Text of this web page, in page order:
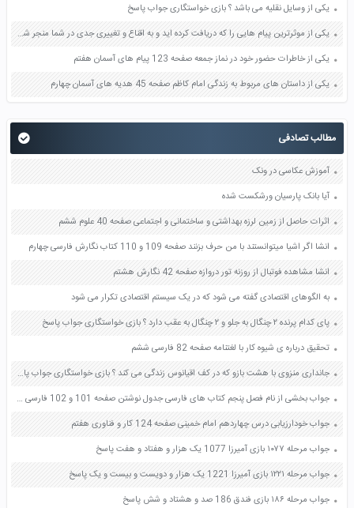
یکی از وسایل نقلیه می باشد ؟ بازی خواستگاری جواب پاسخ
یکی از موثرترین پیام هایی را که دریافت کرده اید و به اقناع و تغییری جدی در شما منجر شده است برسی کنید و علت این تاثیر گذاری قابل توجه را بنویسید صفحه 52 تفکر و سواد رسانه ای دهم
یکی از خاطرات حضور خود در نماز جمعه صفحه 123 پیام های آسمان هفتم
یکی از داستان های مربوط به زندگی امام کاظم صفحه 45 هدیه های آسمان چهارم
مطالب تصادفی
آموزش عکاسی در ونک
آیا بانک پارسیان ورشکست شده
اثرات حاصل از زمین لرزه بهداشتی و ساختمانی و اجتماعی صفحه 40 علوم ششم
انشا اگر اشیا میتوانستند با من حرف بزنند صفحه 109 و 110 کتاب نگارش فارسی چهارم
انشا مشاهده فوتبال از روزنه تور دروازه صفحه 42 نگارش هشتم
به الگوهای اقتصادی گفته می شود که در یک سیستم اقتصادی تکرار می شود
پای کدام پرنده ۲ چنگال به جلو و ۲ چنگال به عقب دارد ؟ بازی خواستگاری جواب پاسخ
تحقیق درباره ی شیوه کار با لغتنامه صفحه 82 فارسی ششم
جانداری منزوی با هشت بازو که در کف اقیانوس زندگی می کند ؟ بازی خواستگاری جواب پاسخ
جواب بخشی از نام فصل پنجم کتاب های فارسی جدول نوشتن صفحه 101 و 102 فارسی نهم
جواب خودارزیابی درس چهاردهم امام خمینی صفحه 124 کار و فناوری هفتم
جواب مرحله ۱۰۷۷ بازی آمیرزا 1077 یک هزار و هفتاد و هفت پاسخ
جواب مرحله ۱۲۲۱ بازی آمیرزا 1221 یک هزار و دویست و بیست و یک پاسخ
جواب مرحله ۱۸۶ بازی فندق 186 صد و هشتاد و شش پاسخ